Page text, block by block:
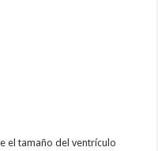
el tamaño del ventrículo